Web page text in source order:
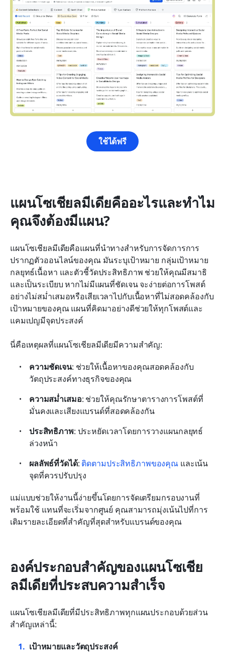
ใช้ได้ฟรี
แผนโซเชียลมีเดียคืออะไรและทำไม
คุณจึงต้องมีแผน?
แผนโซเชียลมีเดียคือแผนที่นำทางสำหรับการจัดการการ
ปรากฏตัวออนไลน์ของคุณ มันระบุเป้าหมาย กลุ่มเป้าหมาย
กลยุทธ์เนื้อหา และตัวชี้วัดประสิทธิภาพ ช่วยให้คุณมีสมาธิ
และเป็นระเบียบ หากไม่มีแผนที่ชัดเจน จะง่ายต่อการโพสต์
อย่างไม่สม่ำเสมอหรือเสียเวลาไปกับเนื้อหาที่ไม่สอดคล้องกับ
เป้าหมายของคุณ แผนที่คิดมาอย่างดีช่วยให้ทุกโพสต์และ
แคมเปญมีจุดประสงค์
นี่คือเหตุผลที่แผนโซเชียลมีเดียมีความสำคัญ:
ความชัดเจน: ช่วยให้เนื้อหาของคุณสอดคล้องกับ
วัตถุประสงค์ทางธุรกิจของคุณ
ความสม่ำเสมอ: ช่วยให้คุณรักษาตารางการโพสต์ที่
มั่นคงและเสียงแบรนด์ที่สอดคล้องกัน
ประสิทธิภาพ: ประหยัดเวลาโดยการวางแผนกลยุทธ์
ล่วงหน้า
ผลลัพธ์ที่วัดได้: ติดตามประสิทธิภาพของคุณ และเน้น
จุดที่ควรปรับปรุง
แม่แบบช่วยให้งานนี้ง่ายขึ้นโดยการจัดเตรียมกรอบงานที่
พร้อมใช้ แทนที่จะเริ่มจากศูนย์ คุณสามารถมุ่งเน้นไปที่การ
เติมรายละเอียดที่สำคัญที่สุดสำหรับแบรนด์ของคุณ
องค์ประกอบสำคัญของแผนโซเชีย
ลมีเดียที่ประสบความสำเร็จ
แผนโซเชียลมีเดียที่มีประสิทธิภาพทุกแผนประกอบด้วยส่วน
สำคัญเหล่านี้:
เป้าหมายและวัตถุประสงค์